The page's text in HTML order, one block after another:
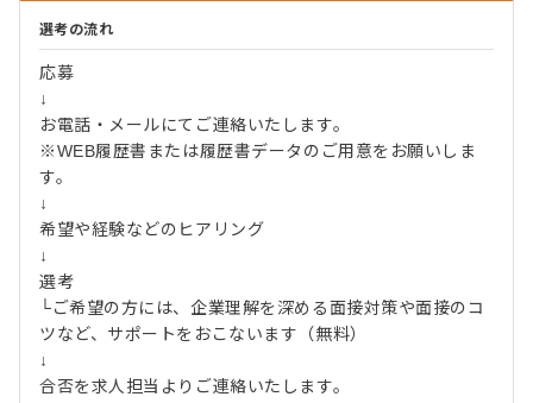
選考の流れ
応募
↓
お電話・メールにてご連絡いたします。
※WEB履歴書または履歴書データのご用意をお願いしま
す。
↓
希望や経験などのヒアリング
↓
選考
└ご希望の方には、企業理解を深める面接対策や面接のコ
ツなど、サポートをおこないます（無料）
↓
合否を求人担当よりご連絡いたします。